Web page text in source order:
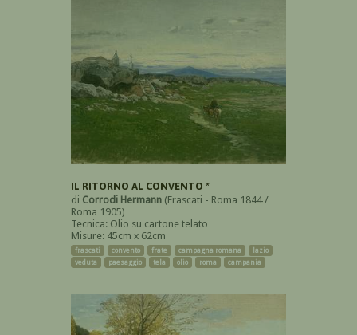
IL RITORNO AL CONVENTO *
di Corrodi Hermann (Frascati - Roma 1844 /
Roma 1905)
Tecnica: Olio su cartone telato
Misure: 45cm x 62cm
frascati convento frate campagna romana
lazio
veduta
paesaggio tela olio roma campania